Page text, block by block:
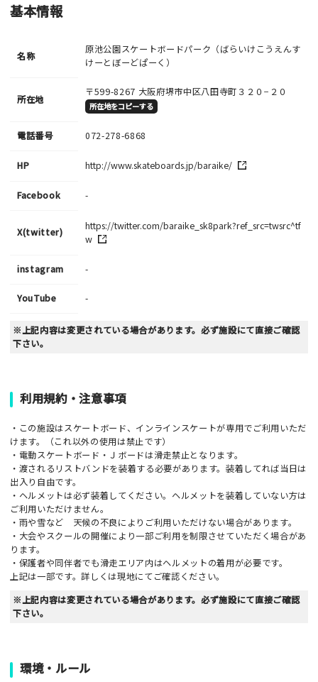
基本情報
名称
原池公園スケートボードパーク（ばらいけこうえんす
けーとぼーどぱーく）
所在地
〒599-8267 大阪府堺市中区八田寺町３２０−２０
所在地をコピーする
電話番号 072-278-6868
HP http://www.skateboards.jp/baraike/
Facebook -
X(twitter)
https://twitter.com/baraike_sk8park?ref_src=twsrc^tf
w
instagram -
YouTube -
※上記内容は変更されている場合があります。必ず施設にて直接ご確認
下さい。
利用規約・注意事項
・この施設はスケートボード、インラインスケートが専用でご利用いただ
けます。（これ以外の使用は禁止です）
・電動スケートボード・Ｊボードは滑走禁止となります。
・渡されるリストバンドを装着する必要があります。装着してれば当日は
出入り自由です。
・ヘルメットは必ず装着してください。ヘルメットを装着していない方は
ご利用いただけません。
・雨や雪など 天候の不良によりご利用いただけない場合があります。
・大会やスクールの開催により一部ご利用を制限させていただく場合があ
ります。
・保護者や同伴者でも滑走エリア内はヘルメットの着用が必要です。
上記は一部です。詳しくは現地にてご確認ください。
※上記内容は変更されている場合があります。必ず施設にて直接ご確認
下さい。
環境・ルール